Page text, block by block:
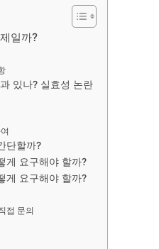
일까?
있나? 실효성 논란
단할까?
게 요구해야 할까?
게 요구해야 할까?
접 문의